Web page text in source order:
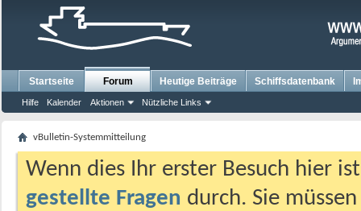
Startseite Forum
Hilfe Kalender Aktionen Nützliche Links
Heutige Beiträge Schiffsdatenbank
vBulletin-Systemmitteilung
Wenn dies Ihr erster Besuch hier
gestellte Fragen durch. Sie